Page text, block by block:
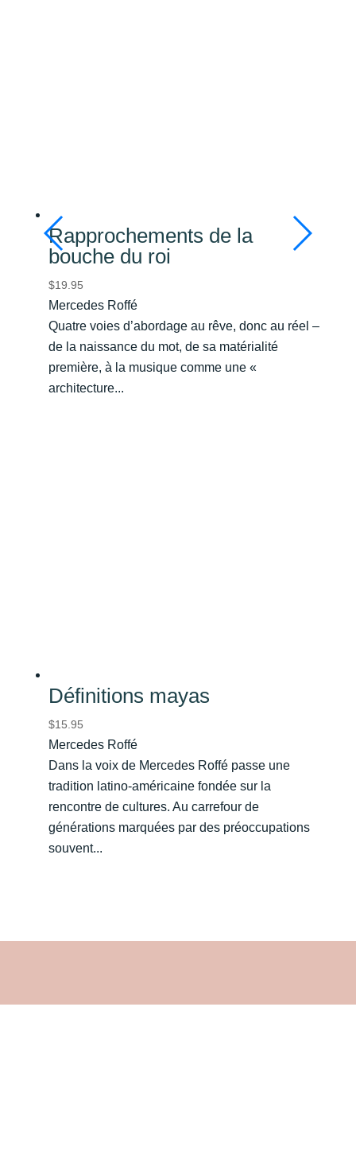
Rapprochements de la
bouche du roi
$19.95
Mercedes Roffé
Quatre voies d’abordage au rêve, donc au réel –
de la naissance du mot, de sa matérialité
première, à la musique comme une «
architecture...
Définitions mayas
$15.95
Mercedes Roffé
Dans la voix de Mercedes Roffé passe une
tradition latino-américaine fondée sur la
rencontre de cultures. Au carrefour de
générations marquées par des préoccupations
souvent...